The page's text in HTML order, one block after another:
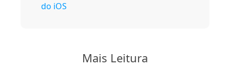
do iOS
Mais Leitura